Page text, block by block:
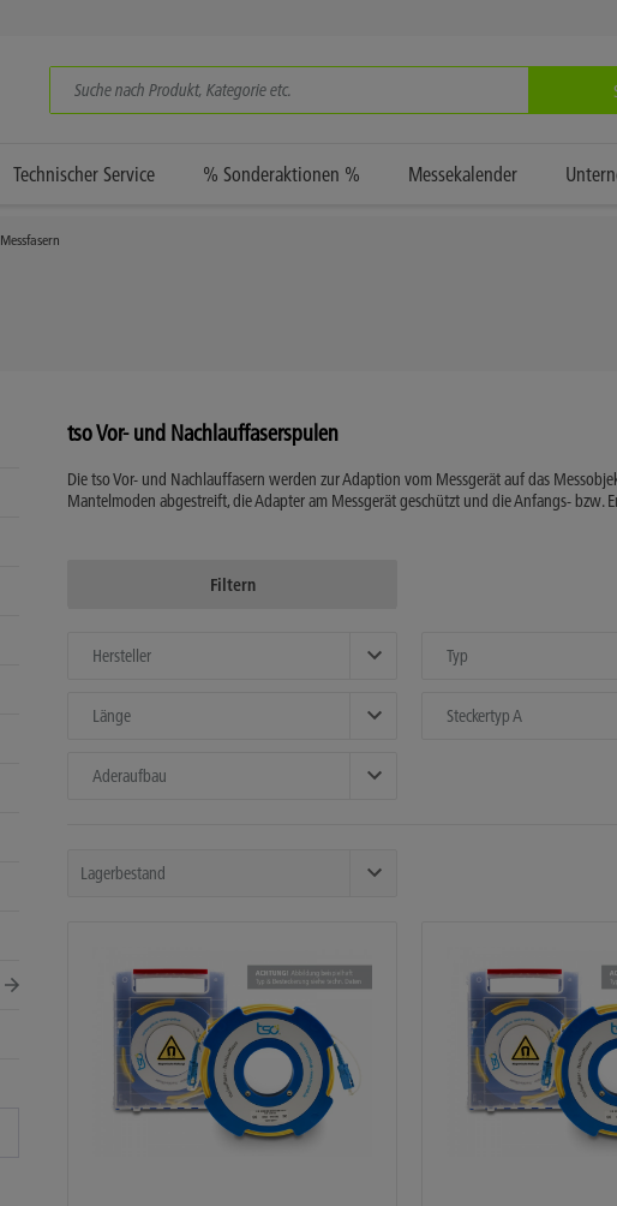
Technischer Service % Sonderaktionen % Messekalender
Messfasern
tso Vor- und Nachlauffaserspulen
Die tso Vor- und Nachlauffasern werden zur Adaption vom Messgerät auf das
Mantelmoden abgestreift, die Adapter am Messgerät geschützt und die Anfangs- bzw.
Filtern
Hersteller Typ
Länge Steckertyp A
Aderaufbau